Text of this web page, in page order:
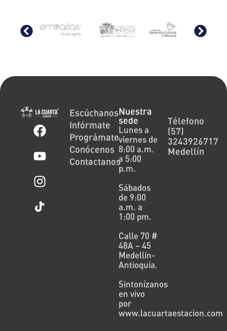
Escúchanos
Infórmate
Prográmate
Conócenos
Contactanos
Nuestra
sede
Lunes a
viernes de
8:00 a.m.
a 5:00
p.m.
Sábados
de 9:00
a.m. a
1:00 pm.
Calle 70 #
48A – 45
Medellín-
Antioquia.
Sintonízanos
en vivo
por
www.lacuartaestacion.com
Télefono
(57)
3243926717
Medellín